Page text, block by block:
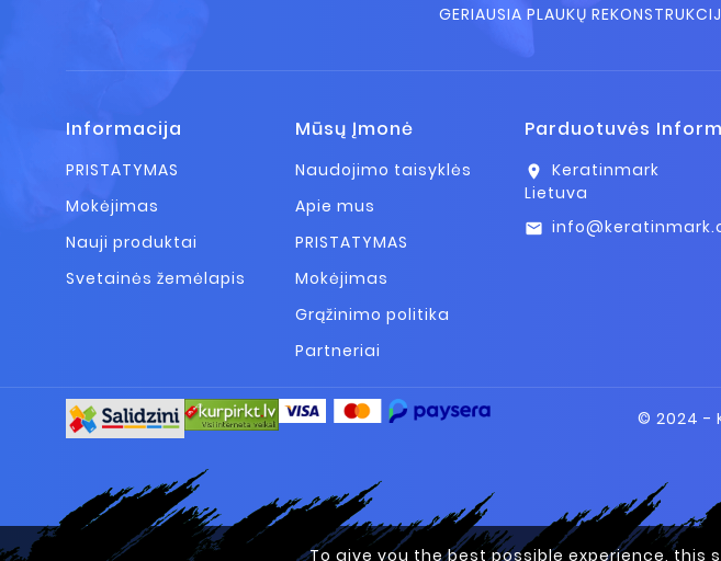
To give you the best possible experience, this
GERIAUSIA PLAUKŲ
Informacija
PRISTATYMAS
Mokėjimas
Nauji produktai
Svetainės žemėlapis
Mūsų Įmonė
Naudojimo taisyklės
Apie mus
PRISTATYMAS
Mokėjimas
Grąžinimo politika
Partneriai
Parduotuvės
location_on
Keratinmark
Lietuva
email
© 2024 -